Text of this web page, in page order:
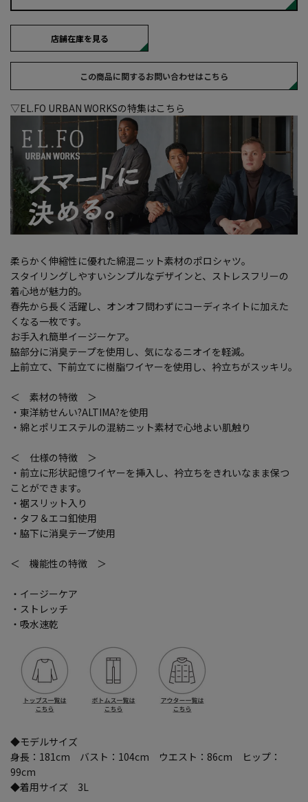
店舗在庫を見る
この商品に関するお問い合わせはこちら
▽EL.FO URBAN WORKSの特集はこちら
柔らかく伸縮性に優れた綿混ニット素材のポロシャツ。
スタイリングしやすいシンプルなデザインと、ストレスフリーの
着心地が魅力的。
春先から長く活躍し、オンオフ問わずにコーディネイトに加えた
くなる一枚です。
お手入れ簡単イージーケア。
脇部分に消臭テープを使用し、気になるニオイを軽減。
上前立て、下前立てに樹脂ワイヤーを使用し、衿立ちがスッキリ。
＜ 素材の特徴 ＞
・東洋紡せんい?ALTIMA?を使用
・綿とポリエステルの混紡ニット素材で心地よい肌触り
＜ 仕様の特徴 ＞
・前立に形状記憶ワイヤーを挿入し、衿立ちをきれいなまま保つ
ことができます。
・裾スリット入り
・タフ＆エコ釦使用
・脇下に消臭テープ使用
＜ 機能性の特徴 ＞
・イージーケア
・ストレッチ
・吸水速乾
◆モデルサイズ
身長：181cm バスト：104cm ウエスト：86cm ヒップ：
99cm
◆着用サイズ 3L